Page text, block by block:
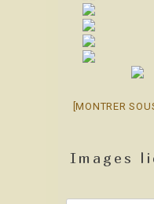
[MONTRER
Images